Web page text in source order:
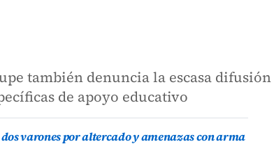
también denuncia la escasa difusión
de apoyo educativo
varones por altercado y amenazas con arma